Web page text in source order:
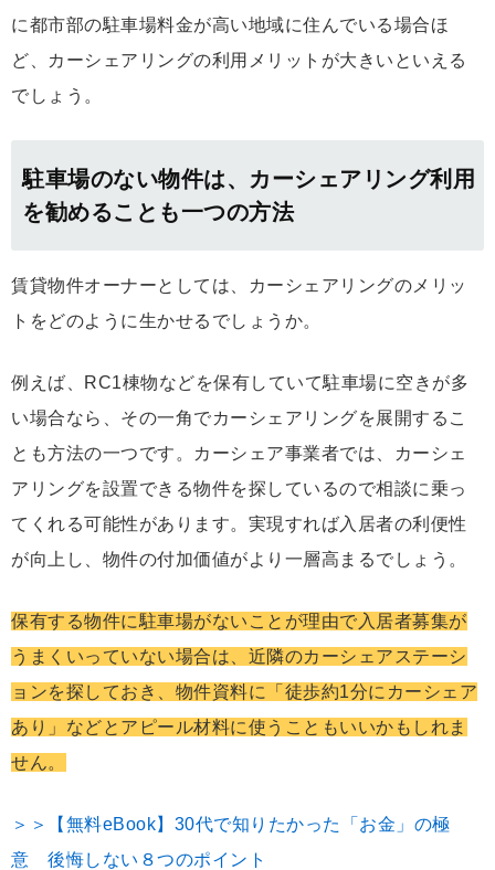
に都市部の駐車場料金が高い地域に住んでいる場合ほ
ど、カーシェアリングの利用メリットが大きいといえる
でしょう。
駐車場のない物件は、カーシェアリング利用
を勧めることも一つの方法
賃貸物件オーナーとしては、カーシェアリングのメリッ
トをどのように生かせるでしょうか。
例えば、RC1棟物などを保有していて駐車場に空きが多
い場合なら、その一角でカーシェアリングを展開するこ
とも方法の一つです。カーシェア事業者では、カーシェ
アリングを設置できる物件を探しているので相談に乗っ
てくれる可能性があります。実現すれば入居者の利便性
が向上し、物件の付加価値がより一層高まるでしょう。
保有する物件に駐車場がないことが理由で入居者募集が
うまくいっていない場合は、近隣のカーシェアステーシ
ョンを探しておき、物件資料に「徒歩約1分にカーシェア
あり」などとアピール材料に使うこともいいかもしれま
せん。
＞＞【無料eBook】30代で知りたかった「お金」の極
意 後悔しない８つのポイント